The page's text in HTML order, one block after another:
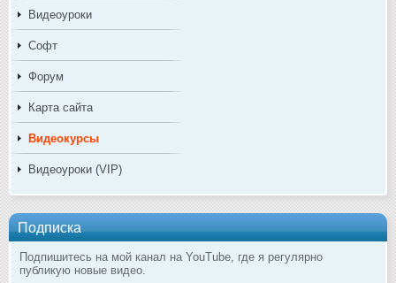
Видеоуроки
Софт
Форум
Карта сайта
Видеокурсы
Видеоуроки (VIP)
Подписка
Подпишитесь на мой канал на YouTube, где я регулярно
публикую новые видео.